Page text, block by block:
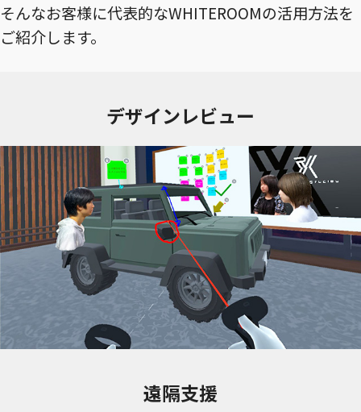
そんなお客様に代表的なWHITEROOMの活用方法を
ご紹介します。
デザインレビュー
遠隔支援